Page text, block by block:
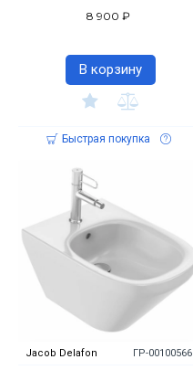
8 900 ₽
В корзину
Быстрая покупка
Jacob Delafon ГР-00100566